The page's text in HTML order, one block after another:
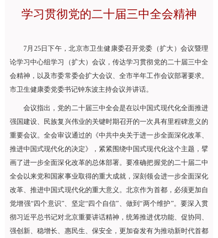
学习贯彻党的二十届三中全会精神
7月25日下午，北京市卫生健康委召开党委（扩大）会议暨理
论学习中心组学习（扩大）会议，传达学习贯彻党的二十届三中全
会精神，以及市委常委会扩大会议、全市半年工作会议部署要求。
市卫生健康委党委书记钟东波主持会议并讲话。
会议指出，党的二十届三中全会是在以中国式现代化全面推进
强国建设、民族复兴伟业的关键时期召开的一次具有里程碑意义的
重要会议。全会审议通过的《中共中央关于进一步全面深化改革、
推进中国式现代化的决定》，紧紧围绕中国式现代化这个主题，擘
画了进一步全面深化改革的总体部署。要准确把握党的二十届二中
全会以来党和国家事业取得的重大成就，深刻领会进一步全面深化
改革、推进中国式现代化的重大意义。北京作为首都，必须更加自
觉增强“四个意识”、坚定“四个自信”、做到“两个维护”。要深入贯
彻习近平总书记对北京重要讲话精神，统筹推进优功能、促协同、
强创新、稳增长、惠民生、保安全，更加奋发有为推动新时代首都